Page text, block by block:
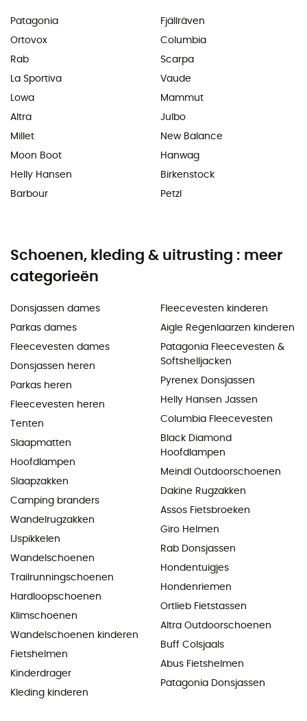
Patagonia
Ortovox
Rab
La Sportiva
Lowa
Altra
Millet
Moon Boot
Helly Hansen
Barbour
Fjällräven
Columbia
Scarpa
Vaude
Mammut
Julbo
New Balance
Hanwag
Birkenstock
Petzl
Schoenen, kleding & uitrusting : meer
categorieën
Donsjassen dames
Parkas dames
Fleecevesten dames
Donsjassen heren
Parkas heren
Fleecevesten heren
Tenten
Slaapmatten
Hoofdlampen
Slaapzakken
Camping branders
Wandelrugzakken
IJspikkelen
Wandelschoenen
Trailrunningschoenen
Hardloopschoenen
Klimschoenen
Wandelschoenen kinderen
Fietshelmen
Kinderdrager
Kleding kinderen
Fleecevesten kinderen
Aigle Regenlaarzen kinderen
Patagonia Fleecevesten &
Softshelljacken
Pyrenex Donsjassen
Helly Hansen Jassen
Columbia Fleecevesten
Black Diamond
Hoofdlampen
Meindl Outdoorschoenen
Dakine Rugzakken
Assos Fietsbroeken
Giro Helmen
Rab Donsjassen
Hondentuigjes
Hondenriemen
Ortlieb Fietstassen
Altra Outdoorschoenen
Buff Colsjaals
Abus Fietshelmen
Patagonia Donsjassen